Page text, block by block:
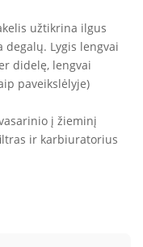
užtikrina ilgus
Lygis lengvai
didelę, lengvai
paveikslėlyje)
į žieminį
ir karbiuratorius